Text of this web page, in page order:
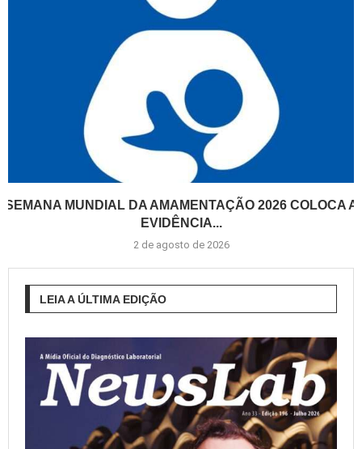
SEMANA MUNDIAL DA AMAMENTAÇÃO 2026 COLOCA A
EVIDÊNCIA...
2 de agosto de 2026
LEIA A ÚLTIMA EDIÇÃO